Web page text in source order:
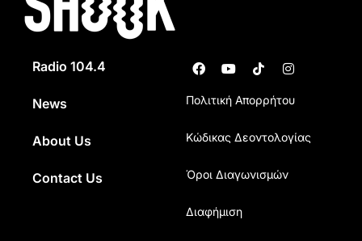
Radio 104.4
News
About Us
Contact Us
Πολιτική Απορρήτου
Κώδικας Δεοντολογίας
Όροι Διαγωνισμών
Διαφήμιση